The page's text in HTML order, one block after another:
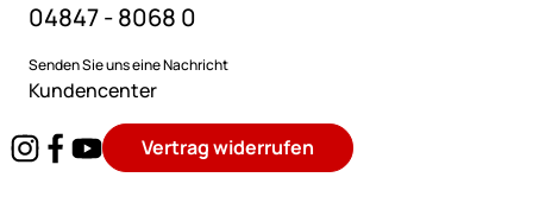
04847 - 8068 0
Senden Sie uns eine Nachricht
Kundencenter
Vertrag widerrufen